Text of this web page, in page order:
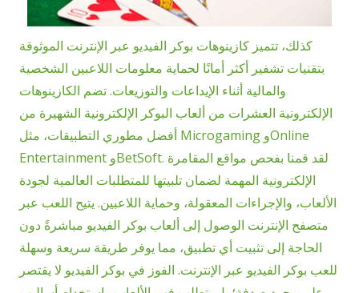
كذلك، تتميز كازينوهات بوكر الفيديو عبر الإنترنت الموثوقة
بتقنيات تشفير أكثر أمانًا لحماية معلومات اللاعبين الشخصية
والمالية أثناء الإيداعات والتوزيعات. تضم الكازينوهات
الإلكترونية العشرات من ألعاب البوكر الإلكترونية الشهيرة من
أفضل مطوري التطبيقات، مثل Microgaming وOnline
Entertainment وBetSoft. لقد قمنا بفحص مواقع المقامرة
الإلكترونية المهمة لضمان تلبيتها للمتطلبات العالمية لجودة
الألعاب، والإجراءات المعقولة، وحماية اللاعبين. يتيح اللعب عبر
متصفح الإنترنت الوصول إلى ألعاب بوكر الفيديو مباشرةً دون
الحاجة إلى تثبيت أي تطبيق، مما يوفر طريقة سريعة وسهلة
للعب بوكر الفيديو عبر الإنترنت. الفوز في بوكر الفيديو لا يقتصر